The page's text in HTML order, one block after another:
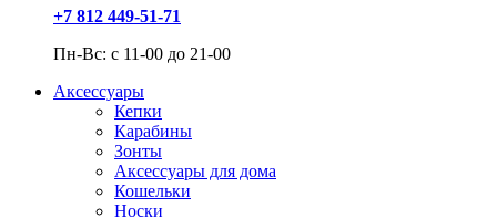
+7 812 449-51-71
Пн-Вс: с 11-00 до 21-00
Аксессуары
Кепки
Карабины
Зонты
Аксессуары для дома
Кошельки
Носки